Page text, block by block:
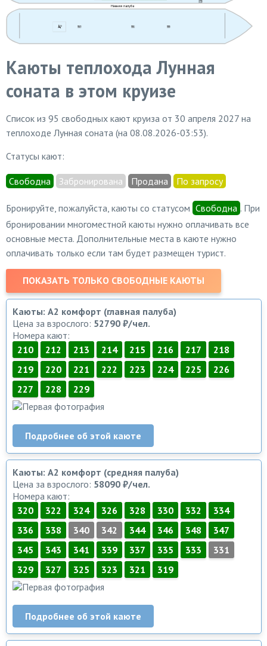
Нижняя палуба
Каюты теплохода Лунная
соната в этом круизе
Список из 95 свободных кают круиза от 30 апреля 2027 на
теплоходе Лунная соната (на 08.08.2026-03:53).
Статусы кают:
Свободна Забронирована Продана По запросу
Бронируйте, пожалуйста, каюты со статусом Свободна . При
бронировании многоместной каюты нужно оплачивать все
основные места. Дополнительные места в каюте нужно
оплачивать только если там будет размещен турист.
ПОКАЗАТЬ ТОЛЬКО СВОБОДНЫЕ КАЮТЫ
Каюты: А2 комфорт (главная палуба)
Цена за взрослого: 52790 ₽/чел.
Номера кают:
210
212 213 214 215 216 217
218
219
220 221 222 223 224 225
226
227
228 229
Подробнее об этой каюте
Каюты: А2 комфорт (средняя палуба)
Цена за взрослого: 58090 ₽/чел.
Номера кают:
320
322 324 326 328 330 332
334
336
338 340 342 344 346 348
347
345
343 341 339 337 335 333
331
329
327 325 323 321 319
Подробнее об этой каюте